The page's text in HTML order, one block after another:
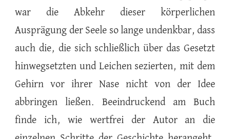
war die Abkehr dieser körperlichen
Ausprägung der Seele so lange undenkbar, dass
auch die, die sich schließlich über das Gesetzt
hinwegsetzten und Leichen sezierten, mit dem
Gehirn vor ihrer Nase nicht von der Idee
abbringen ließen. Beeindruckend am Buch
finde ich, wie wertfrei der Autor an die